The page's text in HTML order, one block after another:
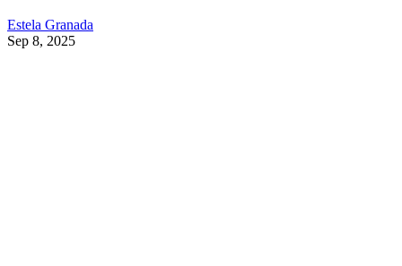
Estela Granada
Sep 8, 2025